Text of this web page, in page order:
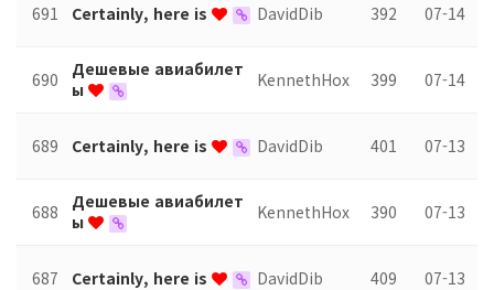
691 Certainly, here is DavidDib 392 07-14
690
Дешевые авиабилет
ы
KennethHox 399 07-14
689 Certainly, here is DavidDib 401 07-13
688
Дешевые авиабилет
ы
KennethHox 390 07-13
687 Certainly, here is DavidDib 409 07-13